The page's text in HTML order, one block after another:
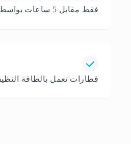
فقط مقابل 5 ساعات بواسطة القطارات العادية
قطارات تعمل بالطاقة النظيفة